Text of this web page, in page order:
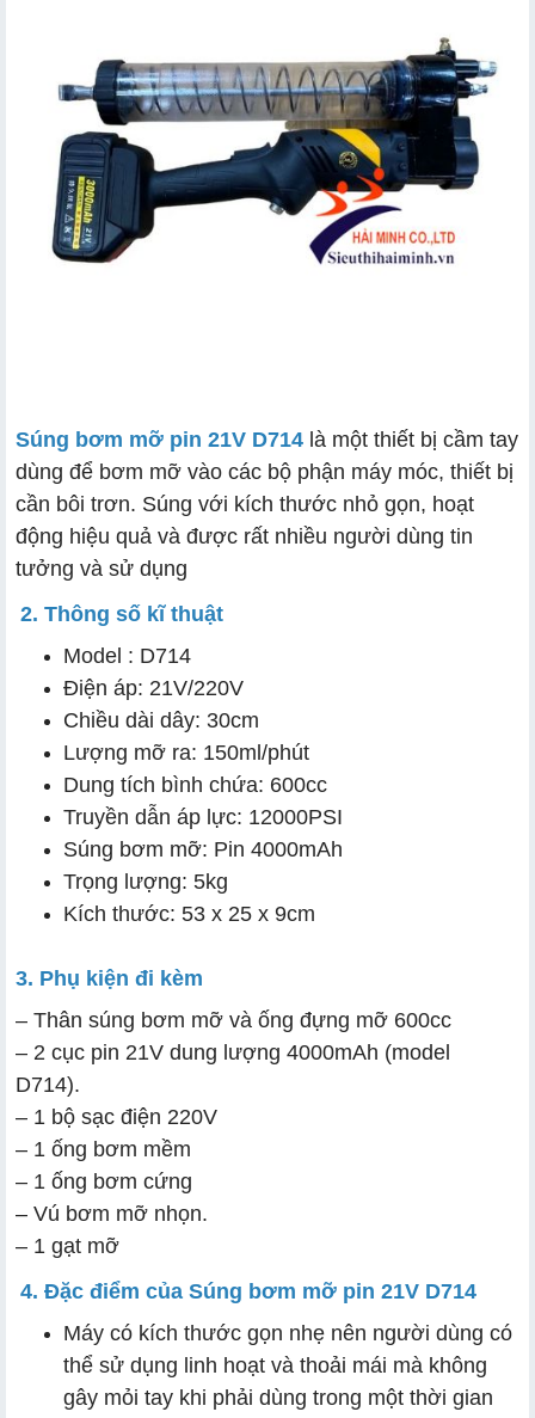
Súng bơm mỡ pin 21V D714 là một thiết bị cầm tay
dùng để bơm mỡ vào các bộ phận máy móc, thiết bị
cần bôi trơn. Súng với kích thước nhỏ gọn, hoạt
động hiệu quả và được rất nhiều người dùng tin
tưởng và sử dụng
2. Thông số kĩ thuật
Model : D714
Điện áp: 21V/220V
Chiều dài dây: 30cm
Lượng mỡ ra: 150ml/phút
Dung tích bình chứa: 600cc
Truyền dẫn áp lực: 12000PSI
Súng bơm mỡ: Pin 4000mAh
Trọng lượng: 5kg
Kích thước: 53 x 25 x 9cm
3. Phụ kiện đi kèm
– Thân súng bơm mỡ và ống đựng mỡ 600cc
– 2 cục pin 21V dung lượng 4000mAh (model
D714).
– 1 bộ sạc điện 220V
– 1 ống bơm mềm
– 1 ống bơm cứng
– Vú bơm mỡ nhọn.
– 1 gạt mỡ
4. Đặc điểm của Súng bơm mỡ pin 21V D714
Máy có kích thước gọn nhẹ nên người dùng có
thể sử dụng linh hoạt và thoải mái mà không
gây mỏi tay khi phải dùng trong một thời gian